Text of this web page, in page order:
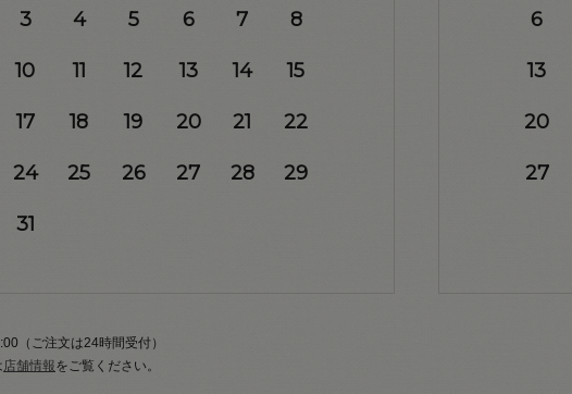
3 4 5 6 7 8
10 11 12 13 14 15
17 18 19 20 21 22
24 25 26 27 28 29
31
6
13
20
27
（ご注文は24時間受付）
店舗情報をご覧ください。